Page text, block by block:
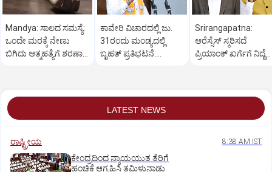
Mandya: ಸಾಲದ ಸಮಸ್ಯೆ:
ಒಂದೇ ಮರಕ್ಕೆ ನೇಣು
ಬಿಗಿದು ಆತ್ಮಹತ್ಯೆಗೆ ಶರಣಾದ
ಕಾವೇರಿ ವಿಚಾರದಲ್ಲಿ ಜು.
31ರಂದು ಮಂಡ್ಯದಲ್ಲಿ
ಬೃಹತ್ ಪ್ರತಿಭಟನೆ:
Srirangapatna:
ಆರೆಸ್ಸೆಸ್‌ ಸ್ಮರಿಸದೆ
ಪ್ರಿಯಾಂಕ್‌ ಖರ್ಗೆಗೆ ನಿದ್ದೆ
LATEST NEWS
ರಾಷ್ಟ್ರೀಯ 8:38 AM IST
ಕೇಂದ್ರದಿಂದ ನ್ಯಾಯಯುತ ತೆರಿಗೆ
ಹಂಚಿಕೆ ಆಗ್ರಹಿಸಿ ತಮಿಳುನಾಡು